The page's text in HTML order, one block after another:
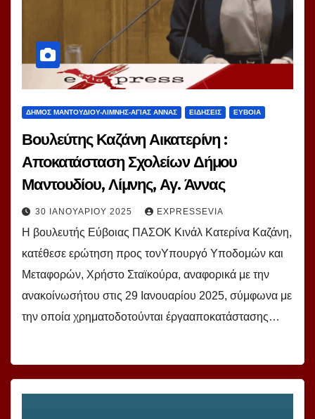
ΔΗΜΟΣ ΜΑΝΤΟΥΔΙΟΥ-ΛΙΜΝΗΣ-ΑΓΙΑΣ ΑΝΝΑΣ ΕΙΔΗΣΕΙΣ ΕΥΒΟΙΑ
Βουλεύτης Καζάνη Αικατερίνη :
Αποκατάσταση Σχολείων Δήμου
Μαντουδίου, Λίμνης, Αγ. Άννας
30 ΙΑΝΟΥΑΡΊΟΥ 2025 EXPRESSEVIA
Η βουλευτής Εύβοιας ΠΑΣΟΚ Κινάλ Κατερίνα Καζάνη,
κατέθεσε ερώτηση προς τονΥπουργό Υποδομών και
Μεταφορών, Χρήστο Σταϊκούρα, αναφορικά με την
ανακοίνωσήτου στις 29 Ιανουαρίου 2025, σύμφωνα με
την οποία χρηματοδοτούνται έργααποκατάστασης…